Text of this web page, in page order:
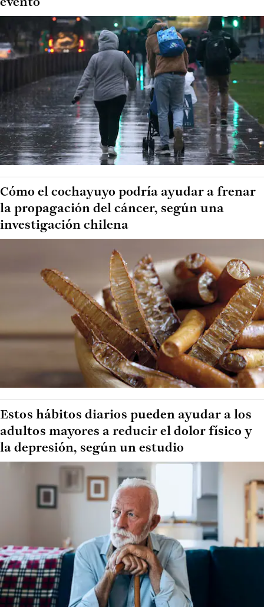
evento
Cómo el cochayuyo podría ayudar a frenar
la propagación del cáncer, según una
investigación chilena
Estos hábitos diarios pueden ayudar a los
adultos mayores a reducir el dolor físico y
la depresión, según un estudio